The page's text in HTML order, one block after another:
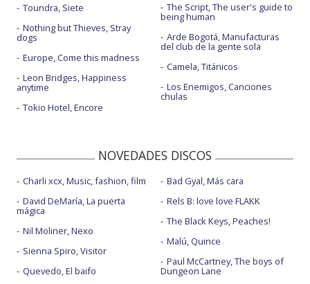
Toundra, Siete
Nothing but Thieves, Stray
dogs
Europe, Come this madness
Leon Bridges, Happiness
anytime
Tokio Hotel, Encore
The Script, The user's guide to
being human
Arde Bogotá, Manufacturas
del club de la gente sola
Camela, Titánicos
Los Enemigos, Canciones
chulas
NOVEDADES DISCOS
Charli xcx, Music, fashion, film
David DeMaría, La puerta
mágica
Nil Moliner, Nexo
Sienna Spiro, Visitor
Quevedo, El baifo
Bad Gyal, Más cara
Rels B: love love FLAKK
The Black Keys, Peaches!
Malú, Quince
Paul McCartney, The boys of
Dungeon Lane